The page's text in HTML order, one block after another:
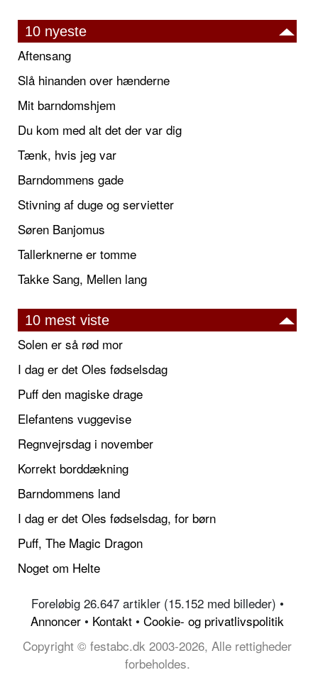
10 nyeste
Aftensang
Slå hinanden over hænderne
Mit barndomshjem
Du kom med alt det der var dig
Tænk, hvis jeg var
Barndommens gade
Stivning af duge og servietter
Søren Banjomus
Tallerknerne er tomme
Takke Sang, Mellen lang
10 mest viste
Solen er så rød mor
I dag er det Oles fødselsdag
Puff den magiske drage
Elefantens vuggevise
Regnvejrsdag i november
Korrekt borddækning
Barndommens land
I dag er det Oles fødselsdag, for børn
Puff, The Magic Dragon
Noget om Helte
Foreløbig 26.647 artikler (15.152 med billeder) •
Annoncer • Kontakt • Cookie- og privatlivspolitik
Copyright © festabc.dk 2003-2026, Alle rettigheder
forbeholdes.